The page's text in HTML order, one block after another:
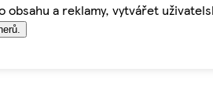
a reklamy, vytvářet